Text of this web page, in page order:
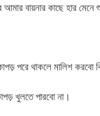
আমার বায়নার কাছে হার
পরে থাকলে মালিশ করবো
খুলতে পারবো না।